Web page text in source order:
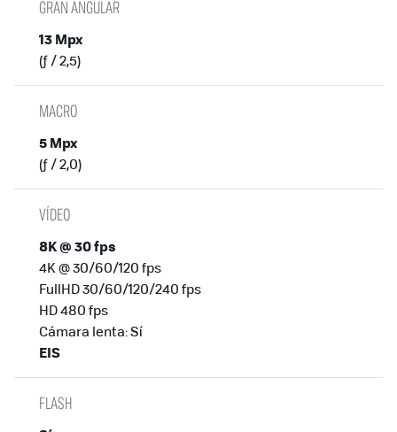
GRAN ANGULAR
13 Mpx
(ƒ / 2,5)
MACRO
5 Mpx
(ƒ / 2,0)
VÍDEO
8K @ 30 fps
4K @ 30/60/120 fps
FullHD 30/60/120/240 fps
HD 480 fps
Cámara lenta: Sí
EIS
FLASH